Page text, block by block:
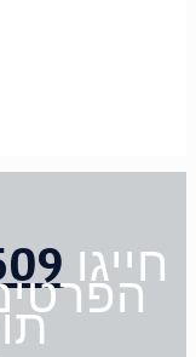
חייגו
תוך